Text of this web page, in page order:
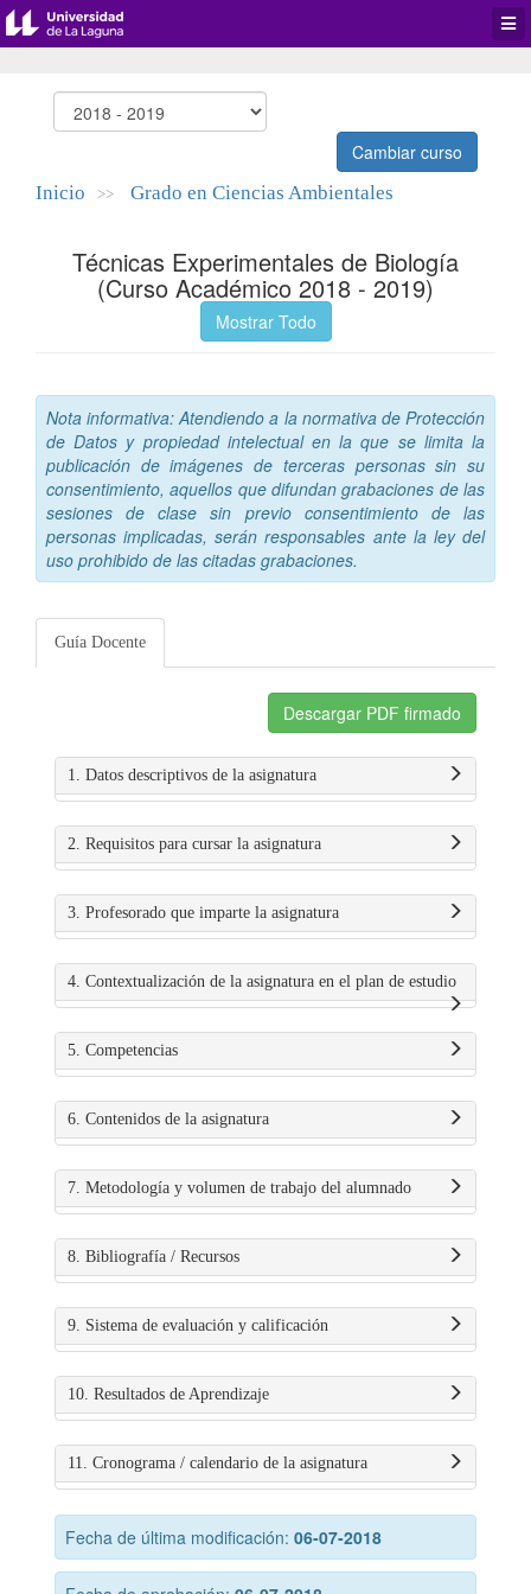
Cambiar curso
Inicio >> Grado en Ciencias Ambientales
Técnicas Experimentales de Biología
(Curso Académico 2018 - 2019)
Mostrar Todo
Nota informativa: Atendiendo a la normativa de Protección
de Datos y propiedad intelectual en la que se limita la
publicación de imágenes de terceras personas sin su
consentimiento, aquellos que difundan grabaciones de las
sesiones de clase sin previo consentimiento de las
personas implicadas, serán responsables ante la ley del
uso prohibido de las citadas grabaciones.
Guía Docente
Descargar PDF firmado
1. Datos descriptivos de la asignatura
2. Requisitos para cursar la asignatura
3. Profesorado que imparte la asignatura
4. Contextualización de la asignatura en el plan de estudio
5. Competencias
6. Contenidos de la asignatura
7. Metodología y volumen de trabajo del alumnado
8. Bibliografía / Recursos
9. Sistema de evaluación y calificación
10. Resultados de Aprendizaje
11. Cronograma / calendario de la asignatura
Fecha de última modificación: 06-07-2018